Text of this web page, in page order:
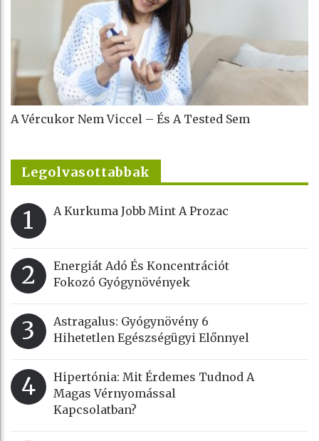
A Vércukor Nem Viccel – És A Tested Sem
Legolvasottabbak
1 A Kurkuma Jobb Mint A Prozac
2
Energiát Adó És Koncentrációt
Fokozó Gyógynövények
3
Astragalus: Gyógynövény 6
Hihetetlen Egészségügyi Előnnyel
4
Hipertónia: Mit Érdemes Tudnod A
Magas Vérnyomással
Kapcsolatban?